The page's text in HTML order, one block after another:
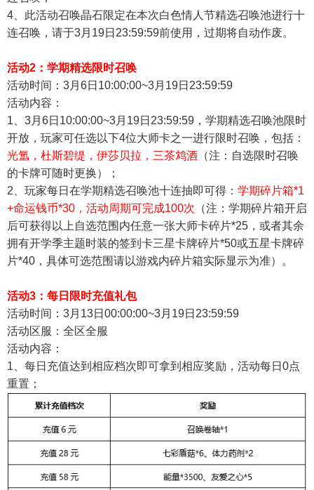
4 、此活动召唤晶石限定在本次白色情人节精选召唤池进行十
连召唤，请于3月19日23:59:59前使用，过期将自动作废。
活动2：学期精选限时召唤
活动时间：3月6日10:00:00~3月19日23:59:59
活动内容：
1 、3月6日10:00:00~3月19日23:59:59，学期精选召唤池限时
开放，玩家可任选以下4位大师卡之一进行限时召唤，包括：
光氲，杜斯碧缇，伊莎贝拉，三茶鸩酒 （注：自选限时召唤
的卡牌可随时更换）；
2 、玩家每日在学期精选召唤池十连抽即可得： 学期碎片箱*1
+命运钱币*30 ，活动周期可完成100次 （注：学期碎片箱开启
后可获得以上自选范围内任意一张大师卡碎片*25，或者其余
拥有开学季主题时装的签到卡三星卡牌碎片*50或五星卡牌碎
片*40，具体可选范围请以游戏内碎片箱实际显示为准）。
活动3：每日限时充值礼包
活动时间：3月13日00:00:00~3月19日23:59:59
活动区服：全区全服
活动内容：
1、每日充值达到相应档次即可拿到相应奖励，活动每日0点
重置；